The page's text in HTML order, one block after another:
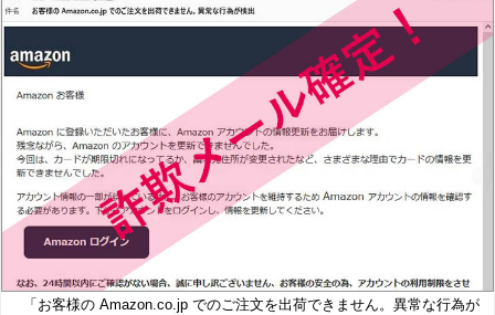
「お客様の Amazon.co.jp でのご注文を出荷できません。異常な行為が